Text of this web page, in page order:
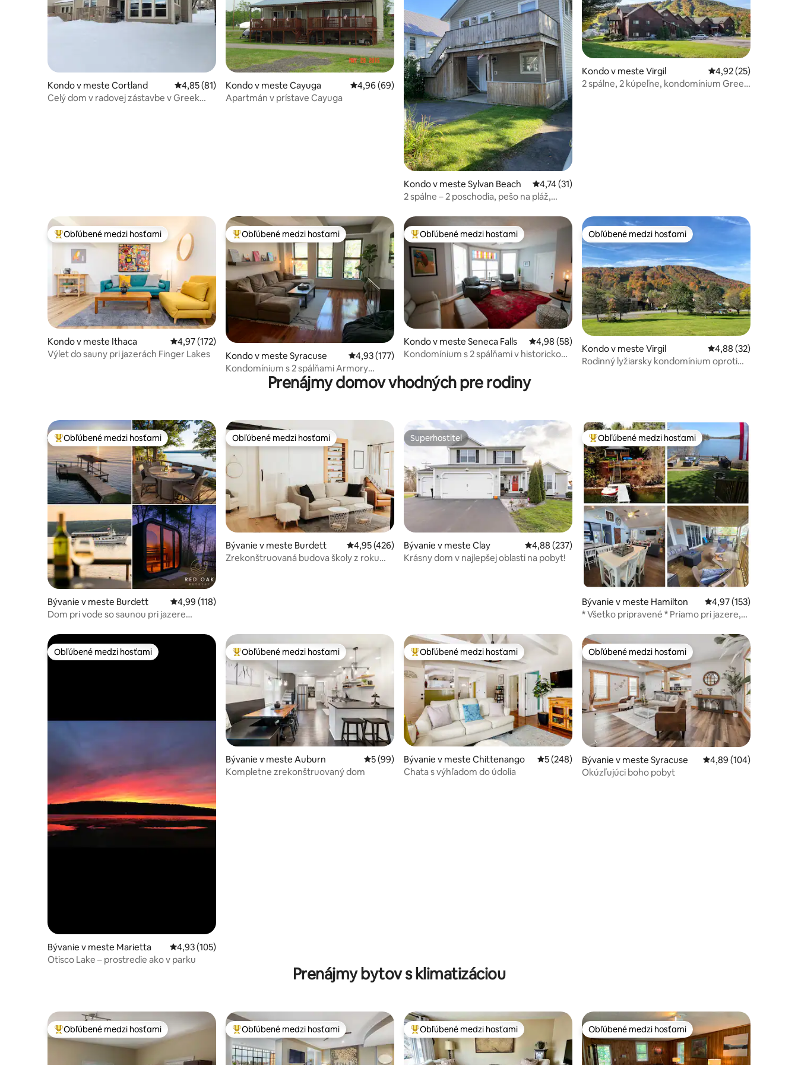
Kondo v meste Cortland Priemerné ohodnotenie 4,85 z 5, počet hodnotení: 81
4,85 (81)
Celý dom v radovej zástavbe v Greek
Kondo v meste Cayuga Priemerné ohodnotenie 4,96 z 5, počet hodnotení: 69
4,96 (69)
Apartmán v prístave Cayuga
Kondo v meste Sylvan Beach Priemerné ohodnotenie 4,74 z 5, počet hodnotení: 31
4,74 (31)
2 spálne – 2 poschodia, pešo na pláž,
Kondo v meste Virgil Priemerné
4,92 (25)
2 spálne, 2 kúpeľne, kondomínium Greek
Najobľúbenejšie medzi hosťami
Obľúbené medzi hosťami
Kondo v meste Ithaca Priemerné ohodnotenie 4,97 z 5, počet hodnotení: 172
4,97 (172)
Výlet do sauny pri jazerách Finger Lakes
Najobľúbenejšie medzi hosťami
Obľúbené medzi hosťami
Kondo v meste Syracuse Priemerné ohodnotenie 4,93 z 5, počet hodnotení: 177
4,93 (177)
Kondomínium s 2 spálňami Armory
Najobľúbenejšie medzi hosťami
Obľúbené medzi hosťami
Kondo v meste Seneca Falls Priemerné ohodnotenie 4,98 z 5, počet hodnotení: 58
4,98 (58)
Kondomínium s 2 spálňami v historickom
Obľúbené medzi hosťami
Obľúbené medzi hosťami
Kondo v meste Virgil Priemerné
4,88 (32)
Rodinný lyžiarsky kondomínium oproti
Prenájmy domov vhodných pre rodiny
Najobľúbenejšie medzi hosťami
Obľúbené medzi hosťami
Bývanie v meste Burdett Priemerné ohodnotenie 4,99 z 5, počet hodnotení: 118
4,99 (118)
Dom pri vode so saunou pri jazere
Obľúbené medzi hosťami
Obľúbené medzi hosťami
Bývanie v meste Burdett Priemerné ohodnotenie 4,95 z 5, počet hodnotení: 426
4,95 (426)
Zrekonštruovaná budova školy z roku
Superhostiteľ
Superhostiteľ
Bývanie v meste Clay Priemerné ohodnotenie 4,88 z 5, počet hodnotení: 237
4,88 (237)
Krásny dom v najlepšej oblasti na pobyt!
Najobľúbenejšie medzi hosťami
Obľúbené medzi hosťami
Bývanie v meste Hamilton Priemerné
4,97 (153)
* Všetko pripravené * Priamo pri jazere,
Obľúbené medzi hosťami
Obľúbené medzi hosťami
Bývanie v meste Marietta Priemerné ohodnotenie 4,93 z 5, počet hodnotení: 105
4,93 (105)
Otisco Lake – prostredie ako v parku
Najobľúbenejšie medzi hosťami
Obľúbené medzi hosťami
Bývanie v meste Auburn Priemerné ohodnotenie 5 z 5, počet hodnotení: 99
5 (99)
Kompletne zrekonštruovaný dom
Najobľúbenejšie medzi hosťami
Obľúbené medzi hosťami
Bývanie v meste Chittenango Priemerné ohodnotenie 5 z 5, počet hodnotení: 248
5 (248)
Chata s výhľadom do údolia
Obľúbené medzi hosťami
Obľúbené medzi hosťami
Bývanie v meste Syracuse Priemerné
4,89 (104)
Okúzľujúci boho pobyt
Prenájmy bytov s klimatizáciou
Najobľúbenejšie medzi hosťami
Obľúbené medzi hosťami Najobľúbenejšie medzi hosťami
Obľúbené medzi hosťami Najobľúbenejšie medzi hosťami
Obľúbené medzi hosťami Obľúbené medzi hosťami
Obľúbené medzi hosťami